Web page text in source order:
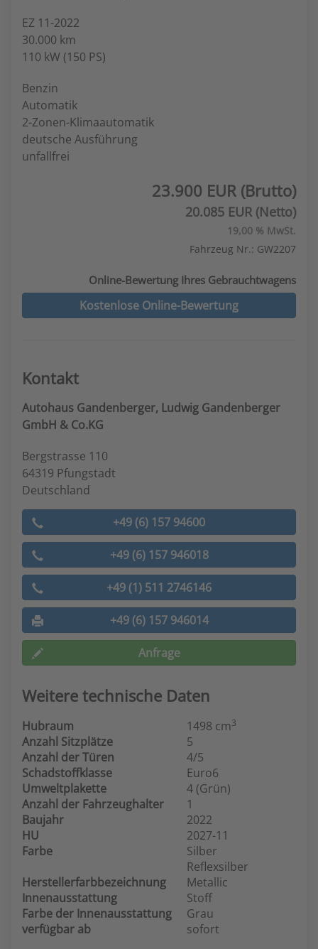
EZ 11-2022
30.000 km
110 kW (150 PS)
Benzin
Automatik
2-Zonen-Klimaautomatik
deutsche Ausführung
unfallfrei
23.900 EUR (Brutto)
20.085 EUR (Netto)
19,00 % MwSt.
Fahrzeug Nr.: GW2207
Online-Bewertung Ihres Gebrauchtwagens
Kostenlose Online-Bewertung
Kontakt
Autohaus Gandenberger, Ludwig Gandenberger
GmbH & Co.KG
Bergstrasse 110
64319 Pfungstadt
Deutschland
+49 (6) 157 94600
+49 (6) 157 946018
+49 (1) 511 2746146
+49 (6) 157 946014
Anfrage
Weitere technische Daten
Hubraum 1498 cm3
Anzahl Sitzplätze
5
Anzahl der Türen
4/5
Schadstoffklasse
Euro6
Umweltplakette
4 (Grün)
Anzahl der Fahrzeughalter
1
Baujahr
2022
HU
2027-11
Farbe
Silber
Herstellerfarbbezeichnung
Reflexsilber
Metallic
Innenausstattung
Stoff
Farbe der Innenausstattung
Grau
verfügbar ab
sofort